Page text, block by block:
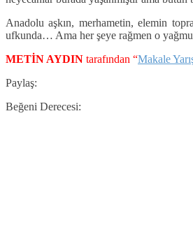
Anadolu aşkın, merhametin, elemin
ufkunda… Ama her şeye rağmen o
METİN AYDIN tarafından “Makale
Paylaş:
Beğeni Derecesi: